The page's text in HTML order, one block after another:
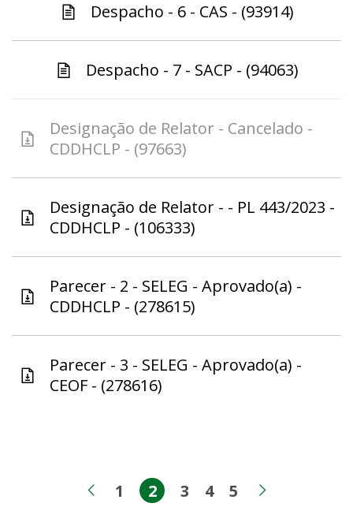
Despacho - 6 - CAS - (93914)
Despacho - 7 - SACP - (94063)
Designação de Relator - Cancelado -
CDDHCLP - (97663)
Designação de Relator - - PL 443/2023 -
CDDHCLP - (106333)
Parecer - 2 - SELEG - Aprovado(a) -
CDDHCLP - (278615)
Parecer - 3 - SELEG - Aprovado(a) -
CEOF - (278616)
Página anterior
Página
1 Página
2 Página
3 Página
4 Página
5